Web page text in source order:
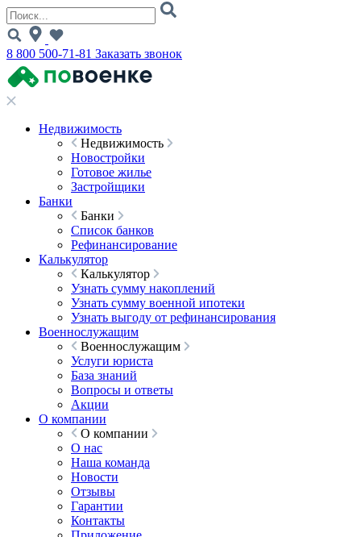
8 800 500-71-81 Заказать звонок
Недвижимость
Недвижимость
Новостройки
Готовое жилье
Застройщики
Банки
Банки
Список банков
Рефинансирование
Калькулятор
Калькулятор
Узнать сумму накоплений
Узнать сумму военной ипотеки
Узнать выгоду от рефинансирования
Военнослужащим
Военнослужащим
Услуги юриста
База знаний
Вопросы и ответы
Акции
О компании
О компании
О нас
Наша команда
Новости
Отзывы
Гарантии
Контакты